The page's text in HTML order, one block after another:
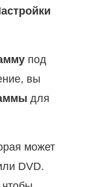
под
вы
для
может
DVD.